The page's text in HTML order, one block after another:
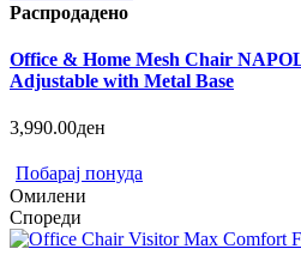
Распродадено
Office & Home Mesh Chair
Adjustable with Metal Base
3,990.00ден
Побарај понуда
Омилени
Спореди